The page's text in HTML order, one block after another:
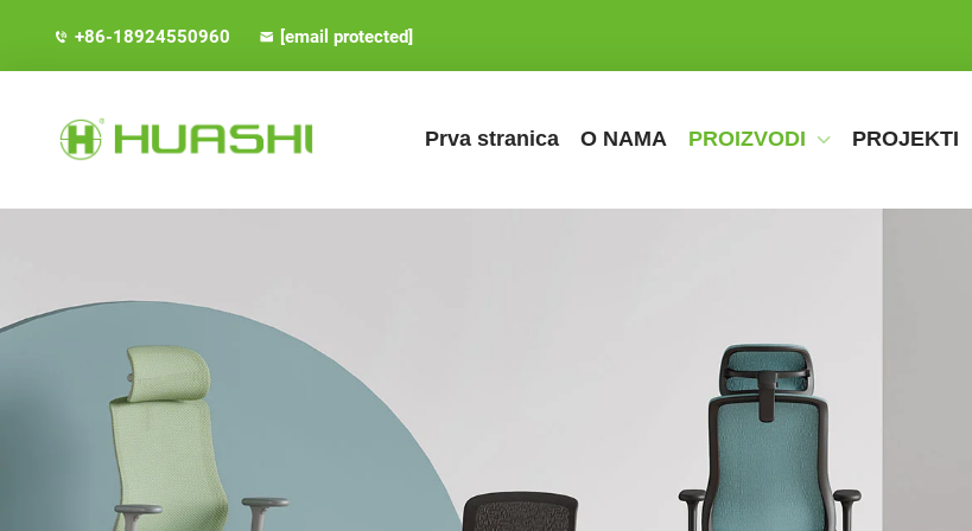
+86-18924550960 [email protected]
Prva stranica O NAMA PROIZVODI PROJEKTI